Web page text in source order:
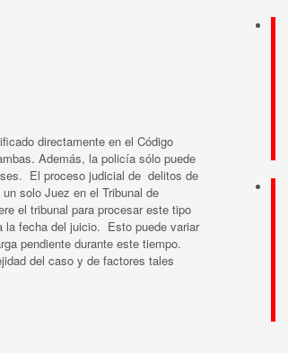
directamente en el Código
Además, la policía sólo puede
El proceso judicial de delitos de
solo Juez en el Tribunal de
el tribunal para procesar este tipo
la fecha del juicio. Esto puede variar
pendiente durante este tiempo.
del caso y de factores tales